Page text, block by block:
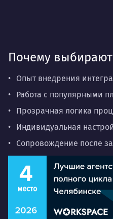
Почему
Опыт внедрения
Работа с популярными
Прозрачная логика
Индивидуальная
Сопровождение после